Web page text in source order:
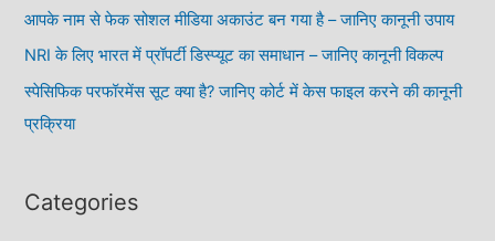
आपके नाम से फेक सोशल मीडिया अकाउंट बन गया है – जानिए कानूनी उपाय
NRI के लिए भारत में प्रॉपर्टी डिस्प्यूट का समाधान – जानिए कानूनी विकल्प
स्पेसिफिक परफॉरमेंस सूट क्या है? जानिए कोर्ट में केस फाइल करने की कानूनी
प्रक्रिया
Categories